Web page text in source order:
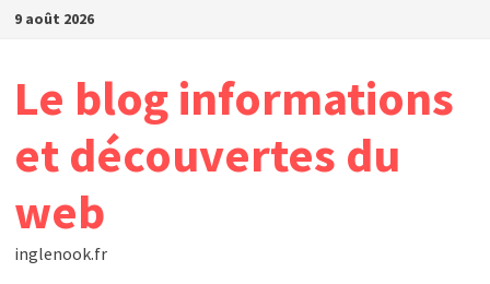
Passer
9 août 2026
Le blog informations
et découvertes du
web
inglenook.fr